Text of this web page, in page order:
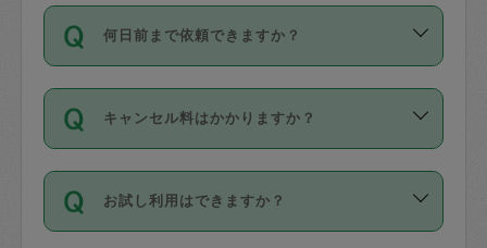
時間も被らない場合、損害保険の対象外
社員など様々なバックグラウンドの方が
登録しています。
日本語も話せる方など様々です。
ールに記載していますので、各自の得意
確認しています。タスカジさんトレーニ
ング動画を使ったセルフトレーニングの
現場トライアルを受け、合格したタスカ
ジさんが活動されています。
※テストセンターの講評は１件目のレビュ
依頼者とタスカジさんとの間でタスカジ
を通して成立した作業時間内での作業に
適用されます。作業範囲は、掃除、洗
です。作業中に物を壊したり、人にけが
をさせたりした場合が対象で、補償金額
す。
何日前まで依頼できますか？
ご依頼は、現在を起点に3日後（72時間
以降）の日時から受付可能となっていま
す。
タスカジさんへ「募集」をかけることが
可能です。
キャンセル料はかかりますか？
キャンセル料には、以下の2種類がありま
す。
お試し利用はできますか？